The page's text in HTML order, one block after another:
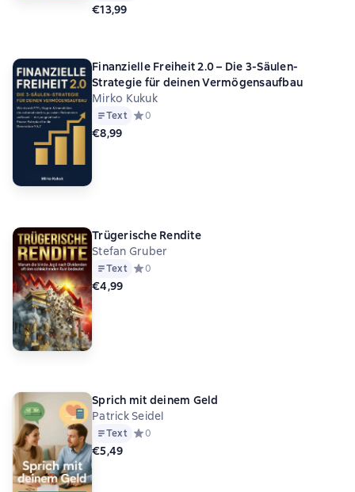
€13,99
Finanzielle Freiheit 2.0 – Die 3-Säulen-
Strategie für deinen Vermögensaufbau
Mirko Kukuk
Text Средний рейтинг 0 на основе 0 оценок
0
€8,99
Trügerische Rendite
Stefan Gruber
Text Средний рейтинг 0 на основе 0 оценок
0
€4,99
Sprich mit deinem Geld
Patrick Seidel
Text Средний рейтинг 0 на основе 0 оценок
0
€5,49